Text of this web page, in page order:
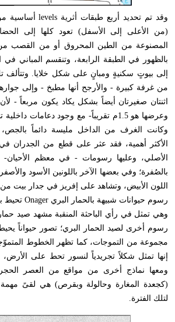
وقد تم تحديد أربع طبقات أثرية levels
(من الأعلى إلى الأسفل) تعود كلها إلى
المصنوعة من الطين المحروق أو من القصب
بالظهور في الطبقة الرابعة، وتنقسم المباني في
إلى بيوتٍ سكنيةٍ ومبانٍ على شكل خلايا. وتتألف
من غرفة كبيرة - والأرجح أنها مطبخ - وإلى
اثنتان صغيرتان أيضاً بشكل يكاد يكون مربعاً -
وعرضها هو 1.5م تقريباً- مع وجود دعامات
وكانت الغرف من الداخل مليسة دائماً بالجص،
الأكثر أهمية، فقد عثر على قطع من الجدران
الأصلي، وعليها رسومات - في معظم الأحيان-
بالصُفرة؛ وفي بعضها الآخر باللونين الأسود
اللون الأبيض، وتشاهد على إفريز في جدار بيت من
رسوم حيوانات شبيهة بالحمار البري Onager تحيط
وهي تمثل في رأي الباحثة المنقبة مشهد صيد
رسوم أخرى لصيد الحمار البري؛ تصور حيواناً
مجموعة من التموجات، كما تظهر الخطوط
إنها تمثل شكلاً تجريدياً لنسور تحط على
ومعها نماذج أخرى من مواقع من العصر
(كجعدة المغارة وحالولة وبقرص) هي لقىً مهمة
لتلك الفترة.